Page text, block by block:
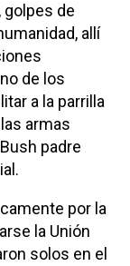
golpes de
allí
de los
a la parrilla
armas
padre
por la
la Unión
solos en el